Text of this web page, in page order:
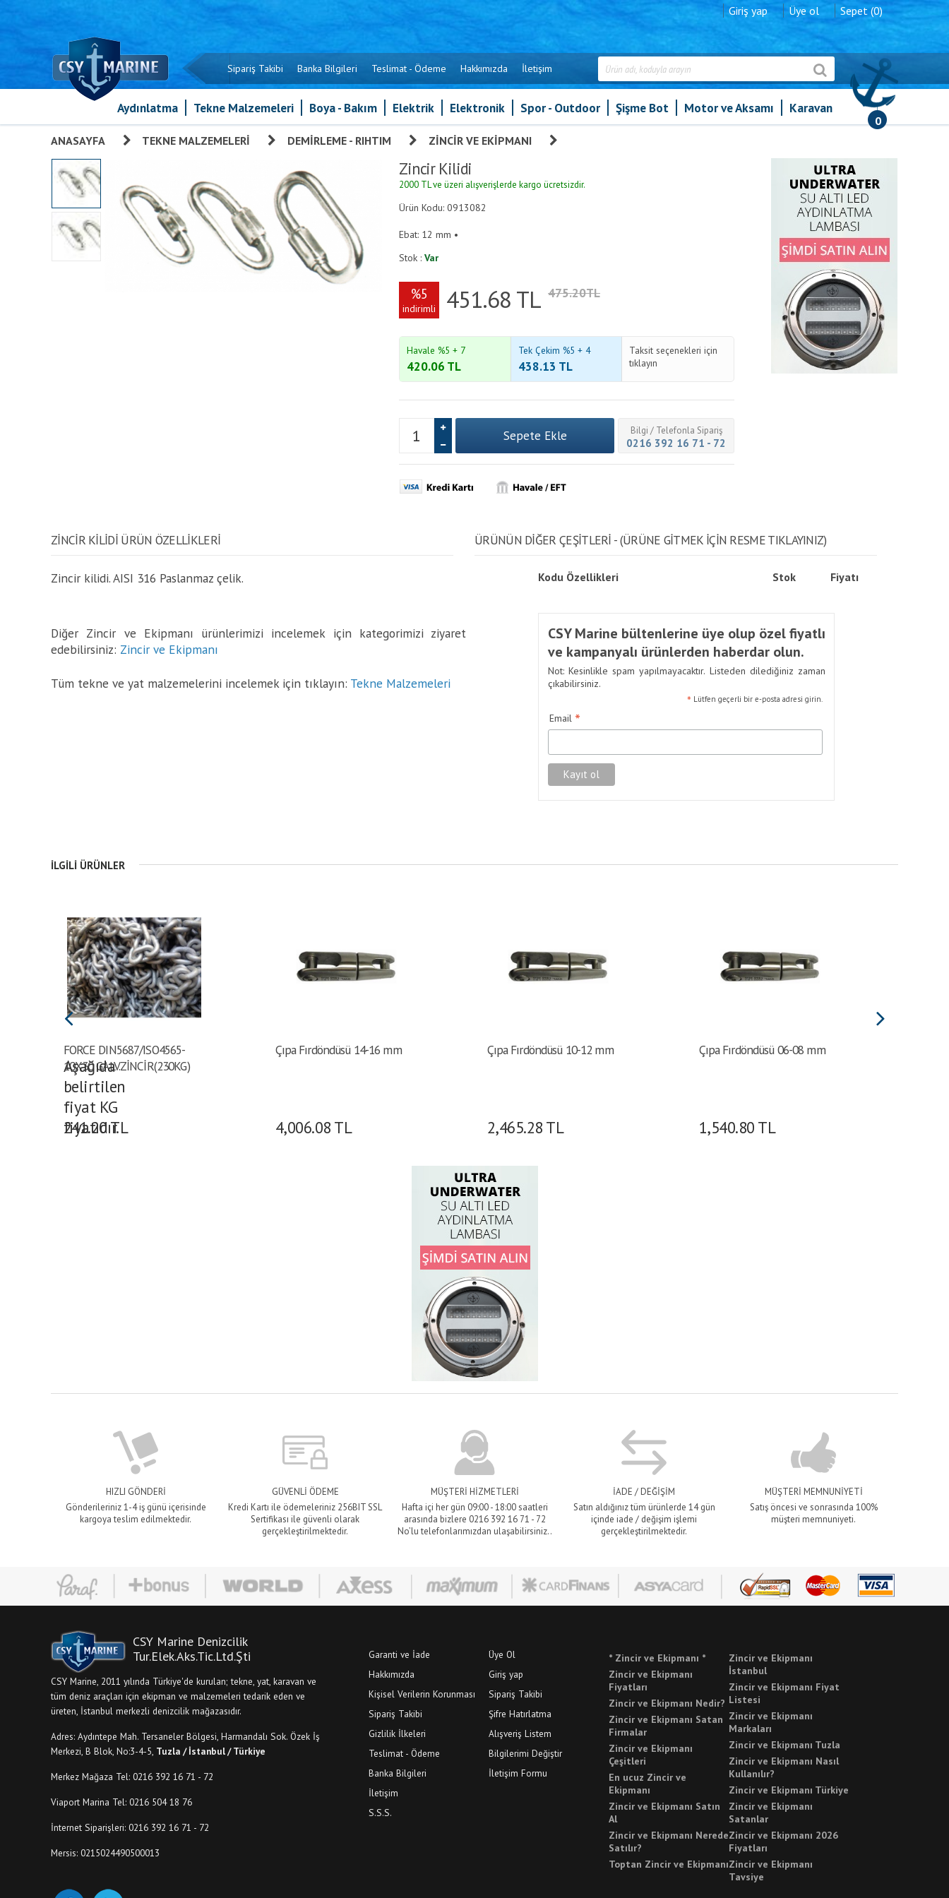
Giriş yap Üye ol Sepet (0)
Sipariş Takibi Banka Bilgileri Teslimat - Ödeme Hakkımızda İletişim
0
Aydınlatma Tekne Malzemeleri Boya - Bakım Elektrik Elektronik Spor - Outdoor Şişme Bot Motor ve Aksamı Karavan
ANASAYFA TEKNE MALZEMELERI DEMIRLEME - RIHTIM ZINCIR VE EKIPMANI
Zincir Kilidi
2000 TL ve üzeri alışverişlerde kargo ücretsizdir.
Ürün Kodu: 0913082
Ebat: 12 mm •
Stok : Var
%5
indirimli 451.68 TL 475.20TL
Havale %5 + 7
420.06 TL
Tek Çekim %5 + 4
438.13 TL
Taksit seçenekleri için
tıklayın
Bilgi / Telefonla Sipariş
0216 392 16 71 - 72
ZINCIR KILIDI ÜRÜN ÖZELLİKLERİ
Zincir kilidi. AISI 316 Paslanmaz çelik.
Diğer Zincir ve Ekipmanı ürünlerimizi incelemek için kategorimizi ziyaret
edebilirsiniz: Zincir ve Ekipmanı
Tüm tekne ve yat malzemelerini incelemek için tıklayın: Tekne Malzemeleri
ÜRÜNÜN DİĞER ÇEŞİTLERİ - (ÜRÜNE GITMEK IÇIN RESME TIKLAYINIZ)
Kodu Özellikleri Stok Fiyatı
CSY Marine bültenlerine üye olup özel fiyatlı
ve kampanyalı ürünlerden haberdar olun.
Not: Kesinlikle spam yapılmayacaktır. Listeden dilediğiniz zaman
çıkabilirsiniz.
* Lütfen geçerli bir e-posta adresi girin.
Email *
İLGILI ÜRÜNLER
FORCE DIN5687/ISO4565-
10X30 GALV.ZİNCİR(230KG)
Aşağıda
belirtilen
fiyat KG
fiyatıdır.
241.20TL
Çıpa Fırdöndüsü 14-16 mm
4,006.08 TL
Çıpa Fırdöndüsü 10-12 mm
2,465.28 TL
Çıpa Fırdöndüsü 06-08 mm
1,540.80 TL
HIZLI GÖNDERİ
Gönderileriniz 1-4 iş günü içerisinde
kargoya teslim edilmektedir.
GÜVENLİ ÖDEME
Kredi Kartı ile ödemeleriniz 256BIT SSL
Sertifikası ile güvenli olarak
gerçekleştirilmektedir.
MÜŞTERİ HİZMETLERİ
Hafta içi her gün 09:00 - 18:00 saatleri
arasında bizlere 0216 392 16 71 - 72
No’lu telefonlarımızdan ulaşabilirsiniz..
İADE / DEĞİŞİM
Satın aldığınız tüm ürünlerde 14 gün
içinde iade / değişim işlemi
gerçekleştirilmektedir.
MÜŞTERİ MEMNUNİYETİ
Satış öncesi ve sonrasında 100%
müşteri memnuniyeti.
CSY Marine Denizcilik
Tur.Elek.Aks.Tic.Ltd.Şti
CSY Marine, 2011 yılında Türkiye'de kurulan; tekne, yat, karavan ve
tüm deniz araçları için ekipman ve malzemeleri tedarik eden ve
üreten, İstanbul merkezli denizcilik mağazasıdır.
Adres: Aydıntepe Mah. Tersaneler Bölgesi, Harmandalı Sok. Özek İş
Merkezi, B Blok, No:3-4-5, Tuzla / İstanbul / Türkiye
Merkez Mağaza Tel: 0216 392 16 71 - 72
Viaport Marina Tel: 0216 504 18 76
İnternet Siparişleri: 0216 392 16 71 - 72
Mersis: 0215024490500013
Garanti ve İade
Hakkımızda
Kişisel Verilerin Korunması
Sipariş Takibi
Gizlilik İlkeleri
Teslimat - Ödeme
Banka Bilgileri
İletişim
S.S.S.
Üye Ol
Giriş yap
Sipariş Takibi
Şifre Hatırlatma
Alışveriş Listem
Bilgilerimi Değiştir
İletişim Formu
* Zincir ve Ekipmanı *
Zincir ve Ekipmanı
Fiyatları
Zincir ve Ekipmanı Nedir?
Zincir ve Ekipmanı Satan
Firmalar
Zincir ve Ekipmanı
Çeşitleri
En ucuz Zincir ve
Ekipmanı
Zincir ve Ekipmanı Satın
Al
Zincir ve Ekipmanı Nerede
Satılır?
Toptan Zincir ve Ekipmanı
Zincir ve Ekipmanı
İstanbul
Zincir ve Ekipmanı Fiyat
Listesi
Zincir ve Ekipmanı
Markaları
Zincir ve Ekipmanı Tuzla
Zincir ve Ekipmanı Nasıl
Kullanılır?
Zincir ve Ekipmanı Türkiye
Zincir ve Ekipmanı
Satanlar
Zincir ve Ekipmanı 2026
Fiyatları
Zincir ve Ekipmanı
Tavsiye